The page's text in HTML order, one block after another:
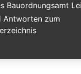
Bauordnungsamt
Antworten zum